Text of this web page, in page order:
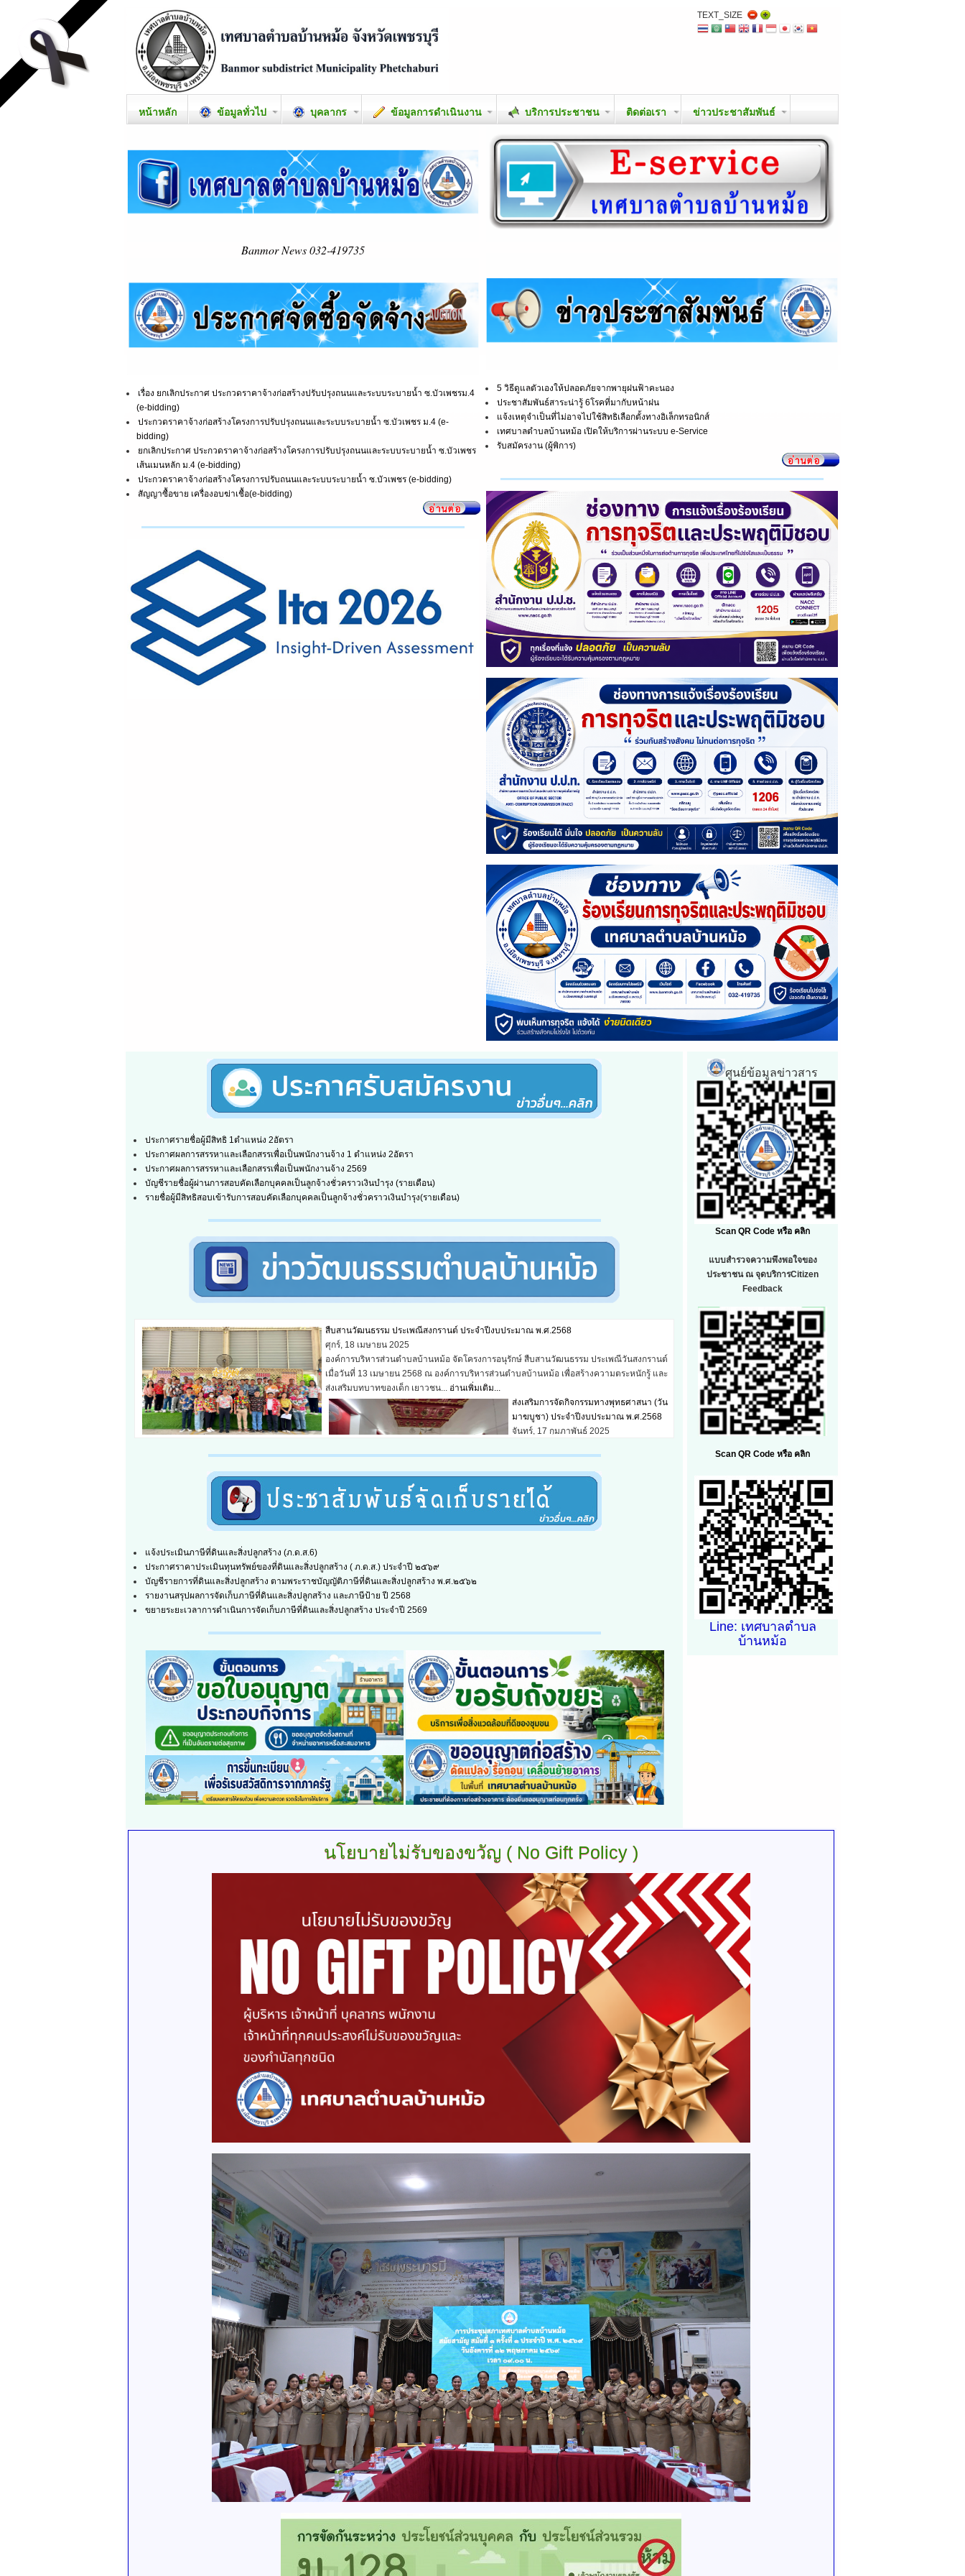
TEXT_SIZE
หน้าหลัก ข้อมูลทั่วไป บุคลากร ข้อมูลการดำเนินงาน บริการประชาชน ติดต่อเรา ข่าวประชาสัมพันธ์
Banmor News 032-419735
เรื่อง ยกเลิกประกาศ ประกวดราคาจ้างก่อสร้างปรับปรุงถนนและระบบระบายน้ำ ซ.บัวเพชรม.4
(e-bidding)
ประกวดราคาจ้างก่อสร้างโครงการปรับปรุงถนนและระบบระบายน้ำ ซ.บัวเพชร ม.4 (e-
bidding)
ยกเลิกประกาศ ประกวดราคาจ้างก่อสร้างโครงการปรับปรุงถนนและระบบระบายน้ำ ซ.บัวเพชร
เส้นเมนหลัก ม.4 (e-bidding)
ประกวดราคาจ้างก่อสร้างโครงการปรับถนนและระบบระบายน้ำ ซ.บัวเพชร (e-bidding)
สัญญาซื้อขาย เครื่องอบฆ่าเชื้อ(e-bidding)
5 วิธีดูแลตัวเองให้ปลอดภัยจากพายุฝนฟ้าคะนอง
ประชาสัมพันธ์สาระน่ารู้ 6โรคที่มากับหน้าฝน
แจ้งเหตุจำเป็นที่ไม่อาจไปใช้สิทธิเลือกตั้งทางอิเล็กทรอนิกส์
เทศบาลตำบลบ้านหม้อ เปิดให้บริการผ่านระบบ e-Service
รับสมัครงาน (ผู้พิการ)
ประกาศรายชื่อผู้มีสิทธิ 1ตำแหน่ง 2อัตรา
ประกาศผลการสรรหาและเลือกสรรเพื่อเป็นพนักงานจ้าง 1 ตำแหน่ง 2อัตรา
ประกาศผลการสรรหาและเลือกสรรเพื่อเป็นพนักงานจ้าง 2569
บัญชีรายชื่อผู้ผ่านการสอบคัดเลือกบุคคลเป็นลูกจ้างชั่วคราวเงินบำรุง (รายเดือน)
รายชื่อผู้มีสิทธิสอบเข้ารับการสอบคัดเลือกบุคคลเป็นลูกจ้างชั่วคราวเงินบำรุง(รายเดือน)
สืบสานวัฒนธรรม ประเพณีสงกรานต์ ประจำปีงบประมาณ พ.ศ.2568
ศุกร์, 18 เมษายน 2025
องค์การบริหารส่วนตำบลบ้านหม้อ จัดโครงการอนุรักษ์ สืบสานวัฒนธรรม ประเพณีวันสงกรานต์
เมื่อวันที่ 13 เมษายน 2568 ณ องค์การบริหารส่วนตำบลบ้านหม้อ เพื่อสร้างความตระหนักรู้ และ
ส่งเสริมบทบาทของเด็ก เยาวชน... อ่านเพิ่มเติม...
ส่งเสริมการจัดกิจกรรมทางพุทธศาสนา (วัน
มาฆบูชา) ประจำปีงบประมาณ พ.ศ.2568
จันทร์, 17 กุมภาพันธ์ 2025
โครงการส่งเสริมการจัดกิจกรรมทางพุทธ
ศาสนา (วันมาฆบูชา) เมื่อวันที่ 12
กุมภาพันธ์ 2568 ณ วัดประดิษฐวนาราม
หมู่ที่ 2 ตำบลบ้านหม้อ อำเภอเมืองเพชรบุรี
จังหวัดเพชรบุรี เพื่อส่งเสริมให้ประชาชนเกิดความรู้ ความเข้าใจ...
วันเด็กแห่งชาติ ประจำปี พ.ศ.2568
องค์การบริหารส่วนตำบลบ้านหม้อ จัดโครงการจัดงานวันเด็กแห่งชาติ เมื่อวันเสาร์ ที่ 11
มกราคม 2568 ณ องค์การบริหารส่วนตำบลบ้านหม้อ เพื่อส่งเสริมการพัฒนาศักยภาพของเด็ก...
อ่านเพิ่มเติม...
พฤหัสบดี, 21 พฤศจิกายน 2024
โครงการอนุรักษ์ สืบสานวัฒนธรรม
ประเพณีวันลอยกระทง เมื่อวันที่ 15
พฤศจิกายน 2567 ณ บริเวณริมคลอง
ชลประทาน (สะพาน 7-8) หมู่ที่ 2 ตำบล
บ้านหม้อ เพื่อให้เด็ก เยาวชน และประชาชนในตำบล...อ่านเพิ่มเติม...
กิจกรรมวันเข้าพรรษา พ.ศ. 2566
พุธ, 02 สิงหาคม 2023
กิจกรรมการวันสำคัญทางพระพุทธศาสนา วันเข้าพรรษา ประจำปีงบประมาณ พ.ศ. 2566
แจ้งประเมินภาษีที่ดินและสิ่งปลูกสร้าง (ภ.ด.ส.6)
ประกาศราคาประเมินทุนทรัพย์ของที่ดินและสิ่งปลูกสร้าง ( ภ.ด.ส.) ประจำปี ๒๕๖๙
บัญชีรายการที่ดินและสิ่งปลูกสร้าง ตามพระราชบัญญัติภาษีที่ดินและสิ่งปลูกสร้าง พ.ศ.๒๕๖๒
รายงานสรุปผลการจัดเก็บภาษีที่ดินและสิ่งปลูกสร้าง และภาษีป้าย ปี 2568
ขยายระยะเวลาการดำเนินการจัดเก็บภาษีที่ดินและสิ่งปลูกสร้าง ประจำปี 2569
ศูนย์ข้อมูลข่าวสาร
Scan QR Code หรือ คลิก
แบบสำรวจความพึงพอใจของ
ประชาชน ณ จุดบริการCitizen
Feedback
Scan QR Code หรือ คลิก
Line: เทศบาลตำบล
บ้านหม้อ
นโยบายไม่รับของขวัญ ( No Gift Policy )